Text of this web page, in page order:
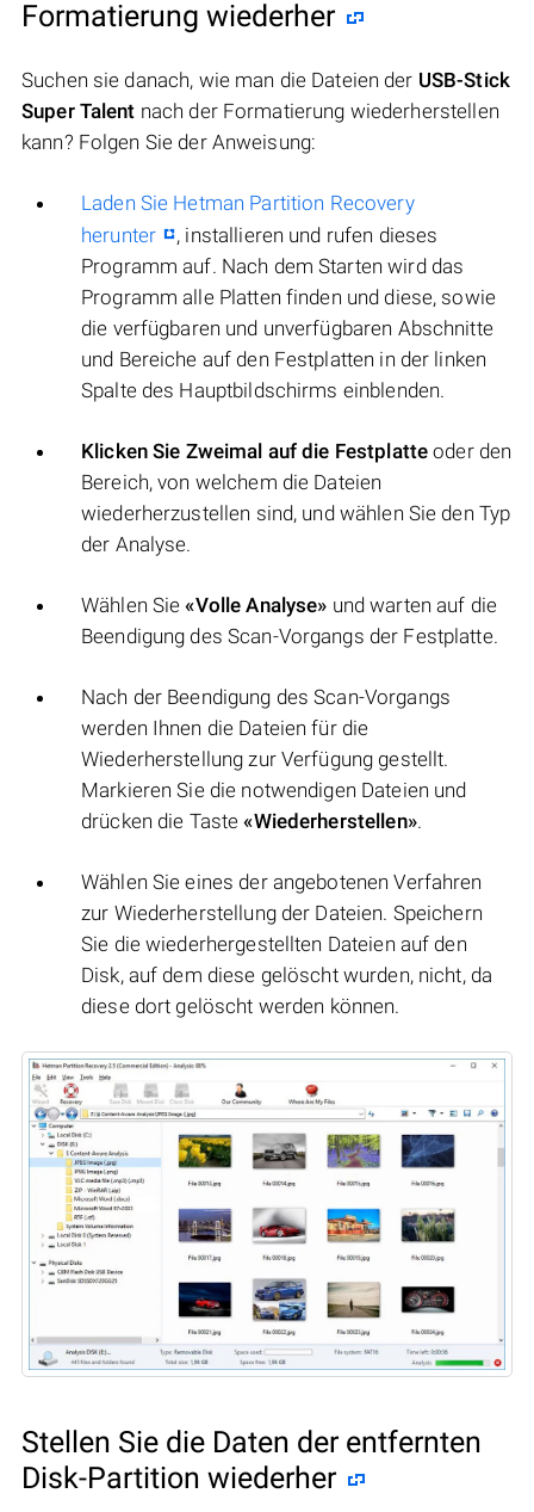
Formatierung wiederher
Suchen sie danach, wie man die Dateien der USB-Stick
Super Talent nach der Formatierung wiederherstellen
kann? Folgen Sie der Anweisung:
Laden Sie Hetman Partition Recovery
herunter
, installieren und rufen dieses
Programm auf. Nach dem Starten wird das
Programm alle Platten finden und diese, sowie
die verfügbaren und unverfügbaren Abschnitte
und Bereiche auf den Festplatten in der linken
Spalte des Hauptbildschirms einblenden.
Klicken Sie Zweimal auf die Festplatte oder den
Bereich, von welchem die Dateien
wiederherzustellen sind, und wählen Sie den Typ
der Analyse.
Wählen Sie«Volle Analyse» und warten auf die
Beendigung des Scan-Vorgangs der Festplatte.
Nach der Beendigung des Scan-Vorgangs
werden Ihnen die Dateien für die
Wiederherstellung zur Verfügung gestellt.
Markieren Sie die notwendigen Dateien und
drücken die Taste«Wiederherstellen».
Wählen Sie eines der angebotenen Verfahren
zur Wiederherstellung der Dateien. Speichern
Sie die wiederhergestellten Dateien auf den
Disk, auf dem diese gelöscht wurden, nicht, da
diese dort gelöscht werden können.
Stellen Sie die Daten der entfernten
Disk-Partition wiederher